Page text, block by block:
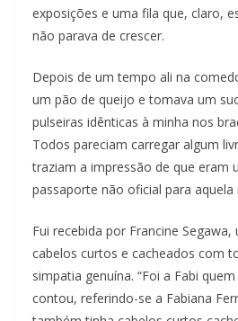
exposições e uma fila que, claro,
não parava de crescer.
Depois de um tempo ali na
um pão de queijo e tomava um
pulseiras idênticas à minha nos
Todos pareciam carregar algum
traziam a impressão de que eram
passaporte não oficial para aquela
Fui recebida por Francine Segawa,
cabelos curtos e cacheados com
simpatia genuína. “Foi a Fabi
contou, referindo-se a Fabiana